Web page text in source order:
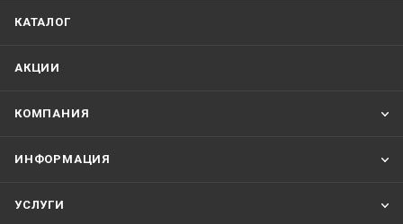
КАТАЛОГ
АКЦИИ
КОМПАНИЯ
ИНФОРМАЦИЯ
УСЛУГИ